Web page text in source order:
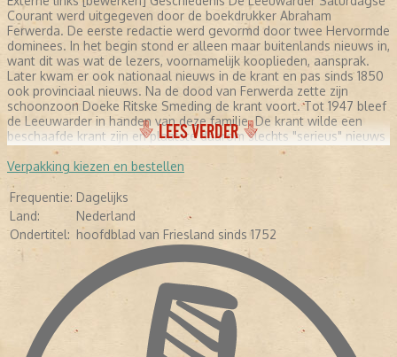
Courant werd uitgegeven door de boekdrukker Abraham
Ferwerda. De eerste redactie werd gevormd door twee Hervormde
dominees. In het begin stond er alleen maar buitenlands nieuws in,
want dit was wat de lezers, voornamelijk kooplieden, aansprak.
Later kwam er ook nationaal nieuws in de krant en pas sinds 1850
ook provinciaal nieuws. Na de dood van Ferwerda zette zijn
schoonzoon Doeke Ritske Smeding de krant voort. Tot 1947 bleef
de Leeuwarder in handen van deze familie. De krant wilde een
beschaafde krant zijn en plaatste daarom slechts "serieus" nieuws
en was ook principieel tegen interviews. In 1893 kwam er een
nieuwe hoofdredacteur die ook zorgde voor andere genres in de
krant, maar interviews bleven tot 1930 uit den boze. Daarna
verschenen er ook strips, reportages en verhalen over het
dagelijks leven. In de Tweede Wereldoorlog werd door de
Duitsers een NSB-hoofdredacteur aangesteld. Na deze oorlog
groeide de krant uit tot een provinciale kwaliteitskrant. Per 1
november 1969 ging de uit het verzet voortgekomen Friese
Koerier op in de Leeuwarder Courant. [bewerken] Regionale
dagbladen in Friesland De Friezen verkeren in de positie dat lezers
kunnen kiezen uit twee regionale dagbladen, dit in tegenstelling
tot de meeste andere provincies in Nederland. Het andere
regionale dagblad in Friesland is het Friesch Dagblad. [bewerken]
Digitaal Archief Op 24 oktober 2007 waren alle 255 jaargangen
LEES VERDER
Verpakking kiezen en bestellen
Frequentie: Dagelijks
Land:
Nederland
Ondertitel: hoofdblad van Friesland sinds 1752